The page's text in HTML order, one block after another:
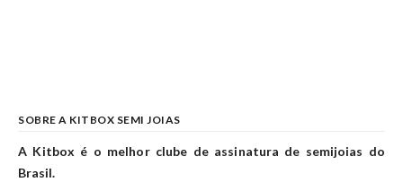
SOBRE A KITBOX SEMI JOIAS
A Kitbox é o melhor clube de assinatura de semijoias do
Brasil.